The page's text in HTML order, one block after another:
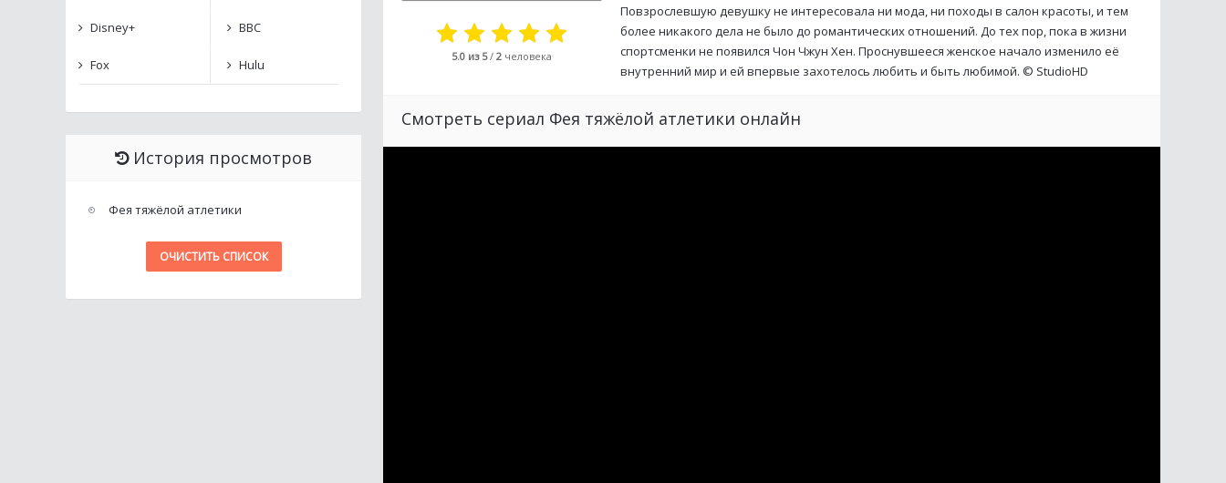
5.0 из 5/ 2 человека
Повзрослевшую девушку не интересовала ни мода, ни походы в салон красоты, и тем
более никакого дела не было до романтических отношений. До тех пор, пока в жизни
спортсменки не появился Чон Чжун Хен. Проснувшееся женское начало изменило её
внутренний мир и ей впервые захотелось любить и быть любимой. © StudioHD
Смотреть сериал Фея тяжёлой атлетики онлайн
Disney+ BBC
Fox Hulu
История просмотров
Фея тяжёлой атлетики
ОЧИСТИТЬ СПИСОК